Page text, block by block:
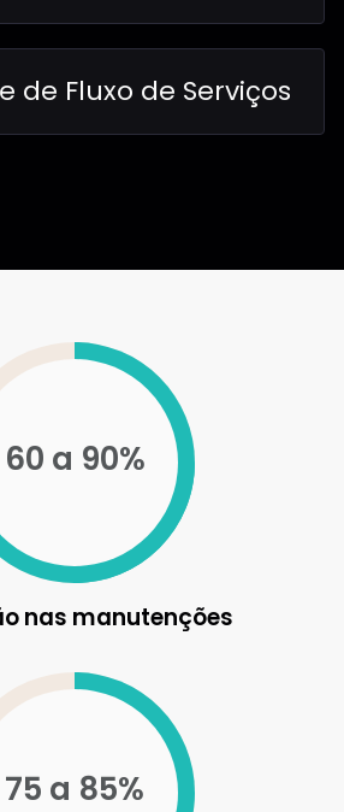
de Fluxo de Serviços
60 a 90%
nas manutenções
75 a 85%